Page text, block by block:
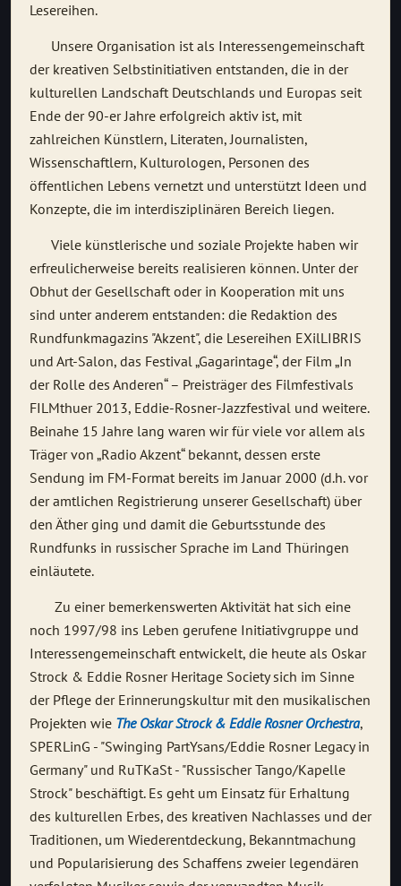
Lesereihen.
Unsere Organisation ist als Interessengemeinschaft
der kreativen Selbstinitiativen entstanden, die in der
kulturellen Landschaft Deutschlands und Europas seit
Ende der 90-er Jahre erfolgreich aktiv ist, mit
zahlreichen Künstlern, Literaten, Journalisten,
Wissenschaftlern, Kulturologen, Personen des
öffentlichen Lebens vernetzt und unterstützt Ideen und
Konzepte, die im interdisziplinären Bereich liegen.
Viele künstlerische und soziale Projekte haben wir
erfreulicherweise bereits realisieren können. Unter der
Obhut der Gesellschaft oder in Kooperation mit uns
sind unter anderem entstanden: die Redaktion des
Rundfunkmagazins "Akzent", die Lesereihen EXilLIBRIS
und Art-Salon, das Festival „Gagarintage“, der Film „In
der Rolle des Anderen“ – Preisträger des Filmfestivals
FILMthuer 2013, Eddie-Rosner-Jazzfestival und weitere.
Beinahe 15 Jahre lang waren wir für viele vor allem als
Träger von „Radio Akzent“ bekannt, dessen erste
Sendung im FM-Format bereits im Januar 2000 (d.h. vor
der amtlichen Registrierung unserer Gesellschaft) über
den Äther ging und damit die Geburtsstunde des
Rundfunks in russischer Sprache im Land Thüringen
einläutete.
Zu einer bemerkenswerten Aktivität hat sich eine
noch 1997/98 ins Leben gerufene Initiativgruppe und
Interessengemeinschaft entwickelt, die heute als Oskar
Strock & Eddie Rosner Heritage Society sich im Sinne
der Pflege der Erinnerungskultur mit den musikalischen
Projekten wie The Oskar Strock & Eddie Rosner Orchestra,
SPERLinG - "Swinging PartYsans/Eddie Rosner Legacy in
Germany" und RuTKaSt - "Russischer Tango/Kapelle
Strock" beschäftigt. Es geht um Einsatz für Erhaltung
des kulturellen Erbes, des kreativen Nachlasses und der
Traditionen, um Wiederentdeckung, Bekanntmachung
und Popularisierung des Schaffens zweier legendären